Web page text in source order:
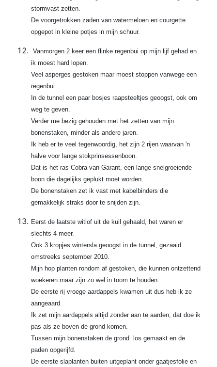
stormvast zetten.
De voorgetrokken zaden van watermeloen en courgette
opgepot in kleine potjes in mijn schuur.
Vanmorgen 2 keer een flinke regenbui op mijn lijf gehad en
ik moest hard lopen.
Veel asperges gestoken maar moest stoppen vanwege een
regenbui.
In de tunnel een paar bosjes raapsteeltjes geoogst, ook om
weg te geven.
Verder me bezig gehouden met het zetten van mijn
bonenstaken, minder als andere jaren.
Ik heb er te veel tegenwoordig, het zijn 2 rijen waarvan 'n
halve voor lange stokprinsessenboon.
Dat is het ras Cobra van Garant, een lange snelgroeiende
boon die dagelijks geplukt moet worden.
De bonenstaken zet ik vast met kabelbinders die
gemakkelijk straks door te snijden zijn.
Eerst de laatste witlof uit de kuil gehaald, het waren er
slechts 4 meer.
Ook 3 kropjes wintersla geoogst in de tunnel, gezaaid
omstreeks september 2010.
Mijn hop planten rondom af gestoken, die kunnen ontzettend
woekeren maar zijn zo wel in toom te houden.
De eerste rij vroege aardappels kwamen uit dus heb ik ze
aangeaard.
Ik zet mijn aardappels altijd zonder aan te aarden, dat doe ik
pas als ze boven de grond komen.
Tussen mijn bonenstaken de grond los gemaakt en de
paden opgerijfd.
De eerste slaplanten buiten uitgeplant onder gaatjesfolie en